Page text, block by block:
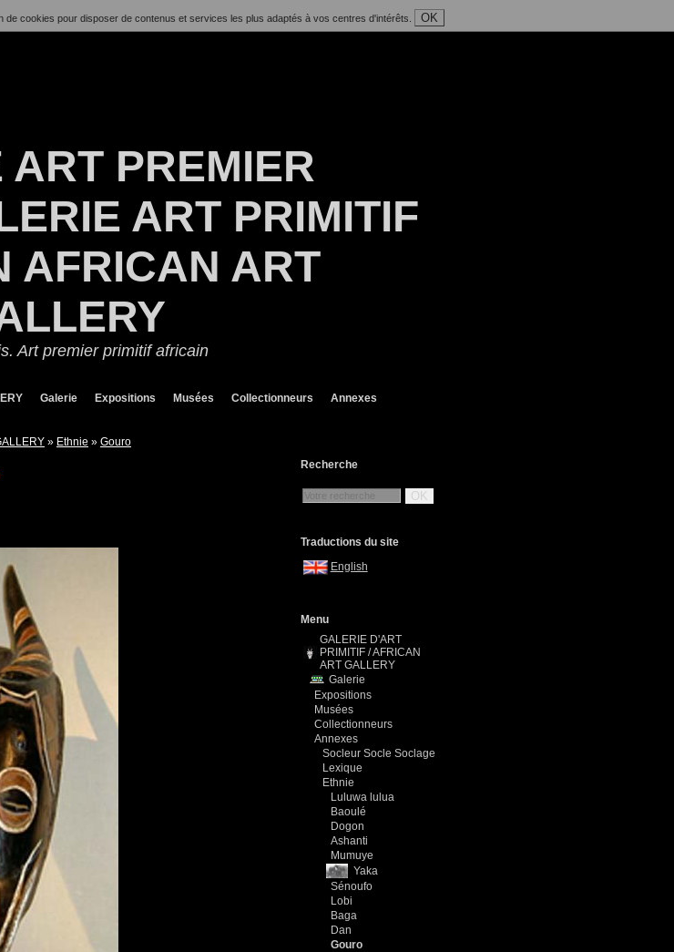
de cookies pour disposer de contenus et services les plus adaptés à vos centres d'intérêts. OK
PREMIER
ART PRIMITIF
AFRICAN ART
Art premier primitif africain
Galerie Expositions Musées Collectionneurs Annexes
» Ethnie » Gouro
Recherche
OK
Traductions du site
English
Menu
GALERIE D'ART
PRIMITIF / AFRICAN
ART GALLERY
Galerie
Expositions
Musées
Collectionneurs
Annexes
Socleur Socle Soclage
Lexique
Ethnie
Luluwa lulua
Baoulé
Dogon
Ashanti
Mumuye
Yaka
Sénoufo
Lobi
Baga
Dan
Gouro